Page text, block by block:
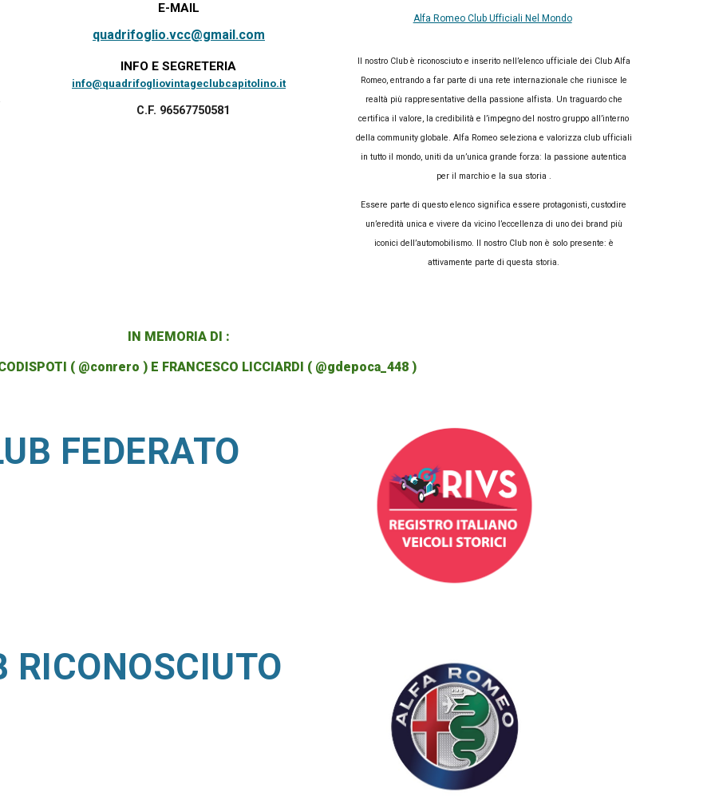
E-MAIL
quadrifoglio.vcc@gmail.com
INFO E SEGRETERIA
info@quadrifogliovintageclubcapitolino.it
C.F. 96567750581
Alfa Romeo Club Ufficiali Nel Mondo
Il nostro Club è riconosciuto e inserito nell’elenco ufficiale dei Club Alfa
Romeo, entrando a far parte di una rete internazionale che riunisce le
realtà più rappresentative della passione alfista. Un traguardo che
certifica il valore, la credibilità e l’impegno del nostro gruppo all’interno
della community globale. Alfa Romeo seleziona e valorizza club ufficiali
in tutto il mondo, uniti da un’unica grande forza: la passione autentica
per il marchio e la sua storia .
Essere parte di questo elenco significa essere protagonisti, custodire
un’eredità unica e vivere da vicino l’eccellenza di uno dei brand più
iconici dell’automobilismo. Il nostro Club non è solo presente: è
attivamente parte di questa storia.
IN MEMORIA DI :
( @conrero ) E FRANCESCO LICCIARDI ( @gdepoca_448 )
FEDERATO
RICONOSCIUTO